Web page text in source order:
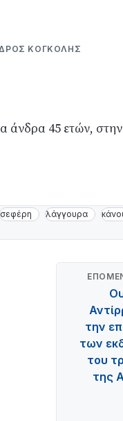
ΚΟΓΚΌΛΗΣ
άνδρα 45 ετών,
σεφέρη λάγγουρα
την
των
του
της